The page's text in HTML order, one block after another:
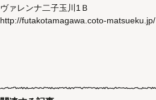
ヴァレンナ二子玉川1Ｂ
http://futakotamagawa.coto-matsueku.jp/